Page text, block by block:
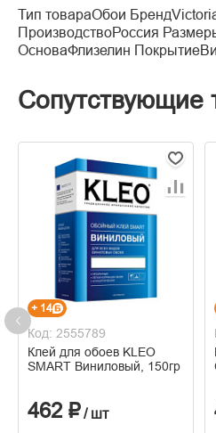
Тип товараОбои
ПроизводствоРоссия
ОсноваФлизелин
Сопутствующие
+ 14
Код: 2555789
Клей для обоев KLEO
SMART Виниловый, 150гр
462 ₽/ шт